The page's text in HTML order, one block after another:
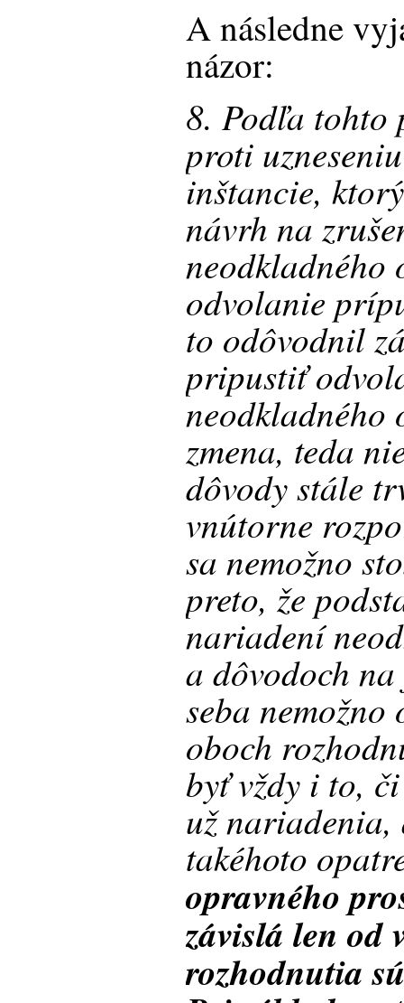
A následne
názor:
8. Podľa tohto
proti
inštancie,
návrh na
neodkladného
odvolanie
to odôvodnil
pripustiť
neodkladného
zmena, teda
dôvody stále
vnútorne
sa nemožno
preto, že
nariadení
a dôvodoch
seba
oboch
byť vždy i to,
už
takéhoto
opravného
závislá len od
rozhodnutia